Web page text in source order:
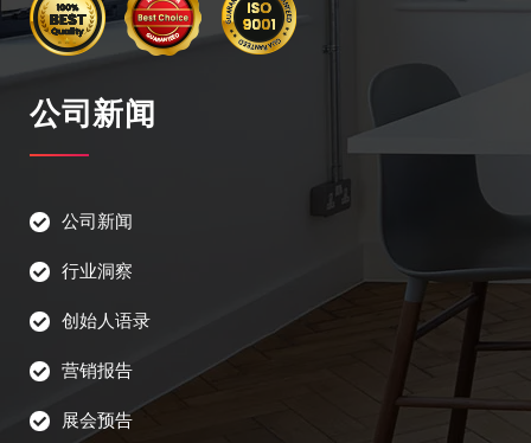
公司新闻
公司新闻
行业洞察
创始人语录
营销报告
展会预告